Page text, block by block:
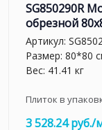
SG850290R
обрезной
Артикул:
Размер: 80*80
Вес: 41.41 кг
Плиток в
3 528.24 руб./